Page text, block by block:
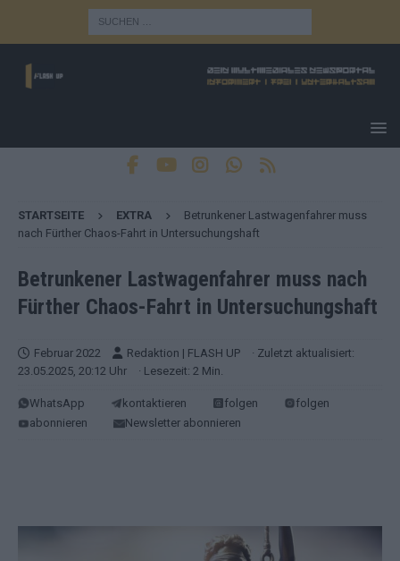
STARTSEITE EXTRA
Betrunkener Lastwagenfahrer muss
nach Fürther Chaos-Fahrt in Untersuchungshaft
Betrunkener Lastwagenfahrer muss nach
Fürther Chaos-Fahrt in Untersuchungshaft
Februar 2022 Redaktion | FLASH UP
· Zuletzt aktualisiert:
23.05.2025, 20:12 Uhr
· Lesezeit: 2 Min.
WhatsApp kontaktieren folgen
folgen
abonnieren
Newsletter abonnieren